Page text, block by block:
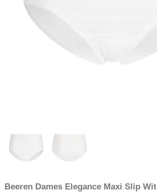
Beeren Dames Elegance Maxi Slip Wit